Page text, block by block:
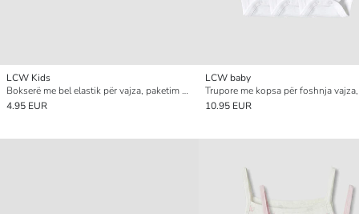
LCW Kids
Bokserë me bel elastik për vajza, paketim 3 copë
4.95 EUR
LCW baby
10.95 EUR